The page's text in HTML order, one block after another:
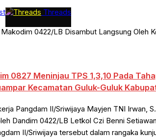
Threads
0827 Meninjau TPS 1,3,10 Pada
Kecamatan Guluk-Guluk
Pangdam II/Sriwijaya Mayjen TNI
Dandim 0422/LB Letkol Czi Benni
II/Sriwijaya tersebut dalam rangaka